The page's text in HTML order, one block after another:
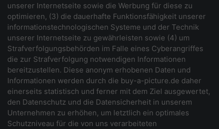
unserer Internetseite sowie die Werbung für diese zu
optimieren, (3) die dauerhafte Funktionsfähigkeit unserer
informationstechnologischen Systeme und der Technik
unserer Internetseite zu gewährleisten sowie (4) um
Strafverfolgungsbehörden im Falle eines Cyberangriffes
die zur Strafverfolgung notwendigen Informationen
bereitzustellen. Diese anonym erhobenen Daten und
Informationen werden durch die buy-a-picture.de daher
einerseits statistisch und ferner mit dem Ziel ausgewertet,
den Datenschutz und die Datensicherheit in unserem
Unternehmen zu erhöhen, um letztlich ein optimales
Schutzniveau für die von uns verarbeiteten